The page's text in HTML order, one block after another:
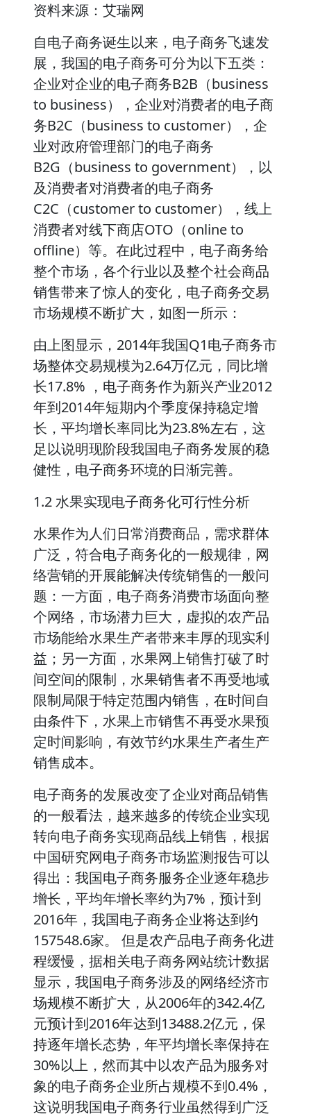
资料来源：艾瑞网
自电子商务诞生以来，电子商务飞速发
展，我国的电子商务可分为以下五类：
企业对企业的电子商务B2B（business
to business），企业对消费者的电子商
务B2C（business to customer），企
业对政府管理部门的电子商务
B2G（business to government），以
及消费者对消费者的电子商务
C2C（customer to customer），线上
消费者对线下商店OTO（online to
offline）等。在此过程中，电子商务给
整个市场，各个行业以及整个社会商品
销售带来了惊人的变化，电子商务交易
市场规模不断扩大，如图一所示：
由上图显示，2014年我国Q1电子商务市
场整体交易规模为2.64万亿元，同比增
长17.8% ，电子商务作为新兴产业2012
年到2014年短期内个季度保持稳定增
长，平均增长率同比为23.8%左右，这
足以说明现阶段我国电子商务发展的稳
健性，电子商务环境的日渐完善。
1.2 水果实现电子商务化可行性分析
水果作为人们日常消费商品，需求群体
广泛，符合电子商务化的一般规律，网
络营销的开展能解决传统销售的一般问
题：一方面，电子商务消费市场面向整
个网络，市场潜力巨大，虚拟的农产品
市场能给水果生产者带来丰厚的现实利
益；另一方面，水果网上销售打破了时
间空间的限制，水果销售者不再受地域
限制局限于特定范围内销售，在时间自
由条件下，水果上市销售不再受水果预
定时间影响，有效节约水果生产者生产
销售成本。
电子商务的发展改变了企业对商品销售
的一般看法，越来越多的传统企业实现
转向电子商务实现商品线上销售，根据
中国研究网电子商务市场监测报告可以
得出：我国电子商务服务企业逐年稳步
增长，平均年增长率约为7%，预计到
2016年，我国电子商务企业将达到约
157548.6家。 但是农产品电子商务化进
程缓慢，据相关电子商务网站统计数据
显示，我国电子商务涉及的网络经济市
场规模不断扩大，从2006年的342.4亿
元预计到2016年达到13488.2亿元，保
持逐年增长态势，年平均增长率保持在
30%以上，然而其中以农产品为服务对
象的电子商务企业所占规模不到0.4%，
这说明我国电子商务行业虽然得到广泛